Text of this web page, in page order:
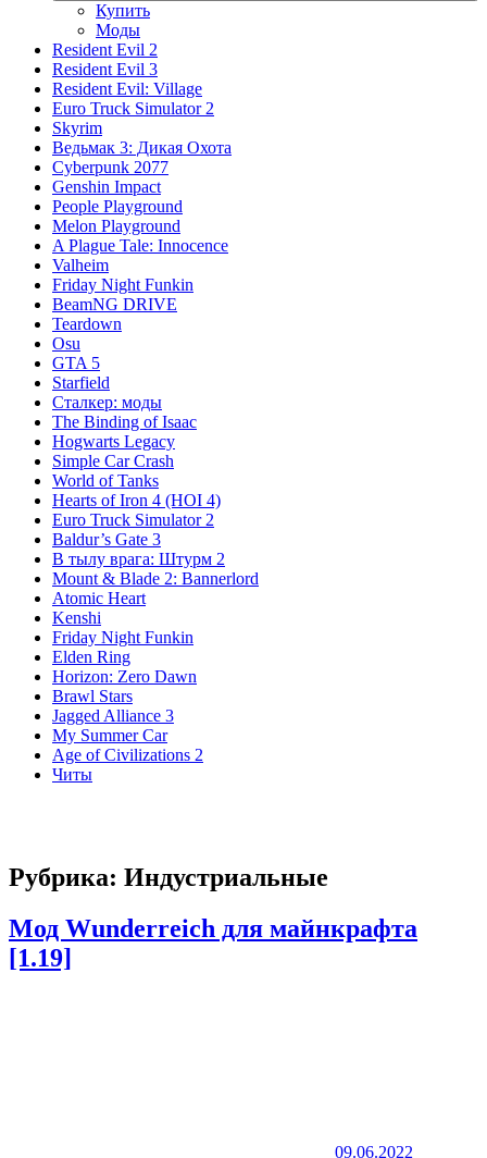
Купить
Моды
Resident Evil 2
Resident Evil 3
Resident Evil: Village
Euro Truck Simulator 2
Skyrim
Ведьмак 3: Дикая Охота
Cyberpunk 2077
Genshin Impact
People Playground
Melon Playground
A Plague Tale: Innocence
Valheim
Friday Night Funkin
BeamNG DRIVE
Teardown
Osu
GTA 5
Starfield
Сталкер: моды
The Binding of Isaac
Hogwarts Legacy
Simple Car Crash
World of Tanks
Hearts of Iron 4 (HOI 4)
Euro Truck Simulator 2
Baldur’s Gate 3
В тылу врага: Штурм 2
Mount & Blade 2: Bannerlord
Atomic Heart
Kenshi
Friday Night Funkin
Elden Ring
Horizon: Zero Dawn
Brawl Stars
Jagged Alliance 3
My Summer Car
Age of Civilizations 2
Читы
Рубрика: Индустриальные
Мод Wunderreich для майнкрафта
[1.19]
09.06.2022